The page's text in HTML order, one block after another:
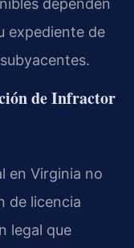
dependen
expediente de
de Infractor
en Virginia no
de licencia
legal que